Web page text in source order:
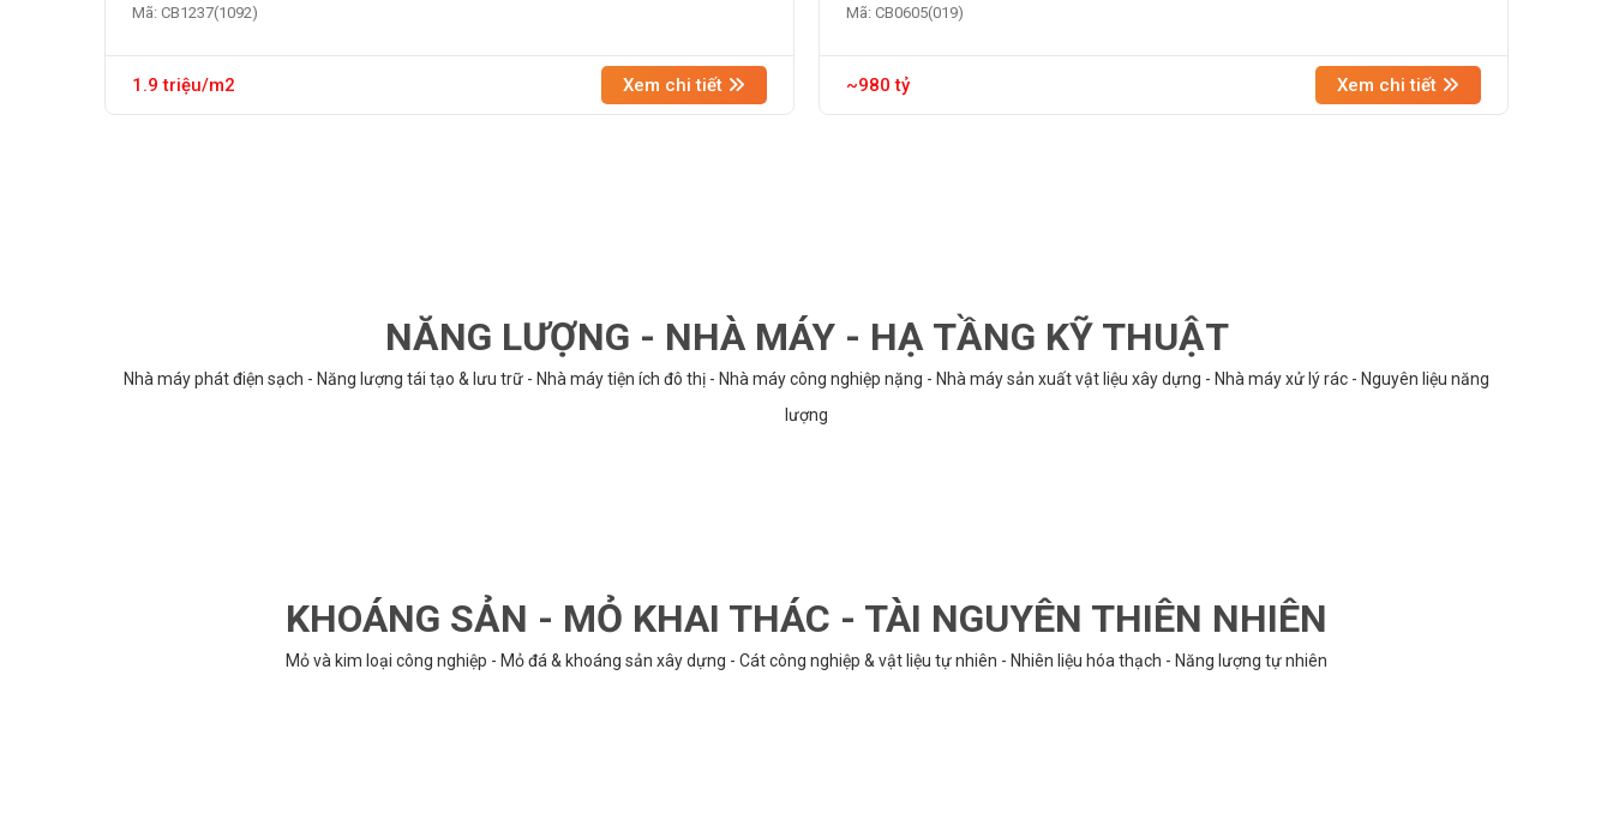
Mã: CB1237(1092)
1.9 triệu/m2 Xem chi tiết
Mã: CB0605(019)
~980 tỷ Xem chi tiết
NĂNG LƯỢNG - NHÀ MÁY - HẠ TẦNG KỸ THUẬT
Nhà máy phát điện sạch - Năng lượng tái tạo & lưu trữ - Nhà máy tiện ích đô thị - Nhà máy công nghiệp nặng - Nhà máy sản xuất vật liệu xây dựng - Nhà máy xử lý rác - Nguyên liệu năng
lượng
KHOÁNG SẢN - MỎ KHAI THÁC - TÀI NGUYÊN THIÊN NHIÊN
Mỏ và kim loại công nghiệp - Mỏ đá & khoáng sản xây dựng - Cát công nghiệp & vật liệu tự nhiên - Nhiên liệu hóa thạch - Năng lượng tự nhiên